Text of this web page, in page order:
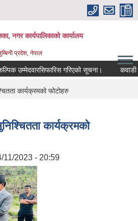
नगर कार्यपालिकाकाे कार्यालय
प्रदेश, नेपाल
गरिएको सूचना। कवाडी
कार्यक्रमको फोटोहरु
कार्यक्रमको
11/2023 - 20:59